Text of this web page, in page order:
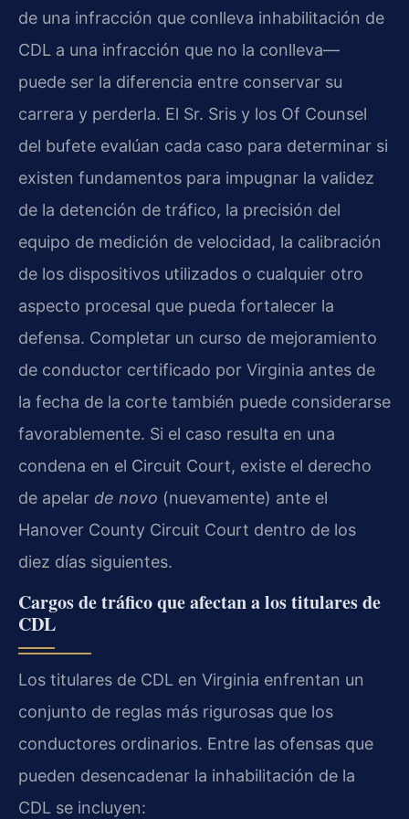
de una infracción que conlleva inhabilitación de
CDL a una infracción que no la conlleva—
puede ser la diferencia entre conservar su
carrera y perderla. El Sr. Sris y los Of Counsel
del bufete evalúan cada caso para determinar si
existen fundamentos para impugnar la validez
de la detención de tráfico, la precisión del
equipo de medición de velocidad, la calibración
de los dispositivos utilizados o cualquier otro
aspecto procesal que pueda fortalecer la
defensa. Completar un curso de mejoramiento
de conductor certificado por Virginia antes de
la fecha de la corte también puede considerarse
favorablemente. Si el caso resulta en una
condena en el Circuit Court, existe el derecho
de apelar de novo (nuevamente) ante el
Hanover County Circuit Court dentro de los
diez días siguientes.
Cargos de tráfico que afectan a los titulares de
CDL
Los titulares de CDL en Virginia enfrentan un
conjunto de reglas más rigurosas que los
conductores ordinarios. Entre las ofensas que
pueden desencadenar la inhabilitación de la
CDL se incluyen: